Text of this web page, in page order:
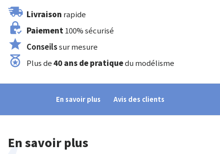
Livraison rapide
Paiement100% sécurisé
Conseilssur mesure
Plus de40 ans de pratiquedu modélisme
En savoir plus Avis des clients
En savoir plus